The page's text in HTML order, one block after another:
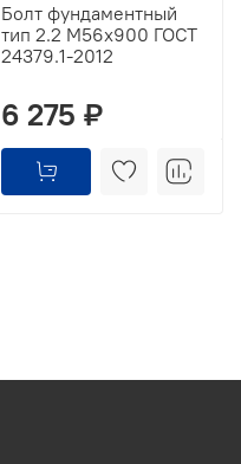
Болт фундаментный
тип 2.2 М56х900 ГОСТ
24379.1-2012
6 275 ₽